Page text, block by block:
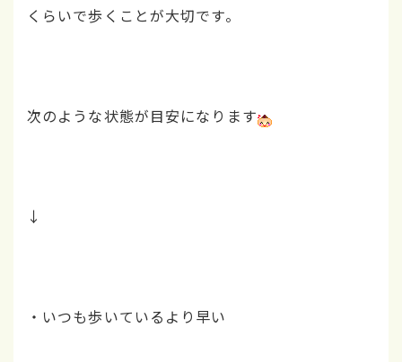
くらいで歩くことが大切です。
次のような状態が目安になります
↓
・いつも歩いているより早い